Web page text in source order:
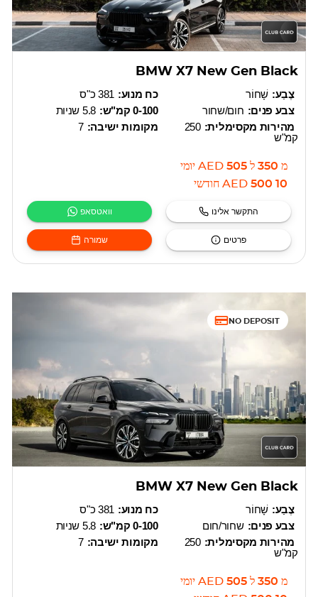
BMW X7 New Gen Black
כח מנוע: 381 כ"ס
0-100 קמ"ש:
5.8 שניות
מקומות ישיבה: 7
צֶבַע: שָׁחוֹר
צבע פנים: חום/שחור
מהירות מקסימלית: 250
קמ"ש
מ 350 ל 505
AED יומי
10 500
AED חודשי
וואטסאפ התקשר אלינו
שמורה פרטים
NO DEPOSIT
BMW X7 New Gen Black
כח מנוע: 381 כ"ס
0-100 קמ"ש:
5.8 שניות
מקומות ישיבה: 7
צֶבַע: שָׁחוֹר
צבע פנים: שחור/חום
מהירות מקסימלית: 250
קמ"ש
מ 350 ל 505
AED יומי